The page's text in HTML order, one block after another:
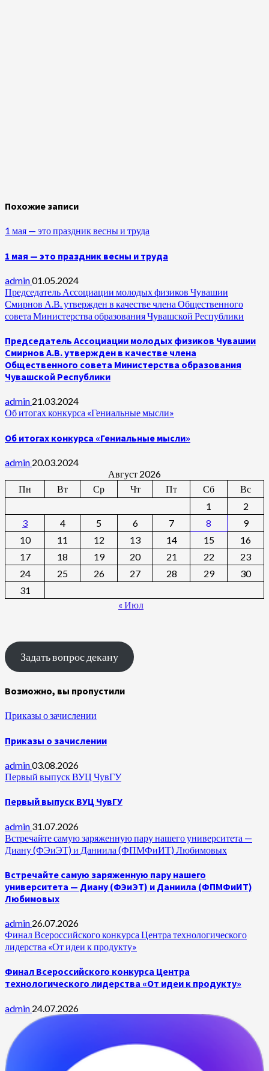
Похожие записи
1 мая — это праздник весны и труда
1 мая — это праздник весны и труда
admin01.05.2024
Председатель Ассоциации молодых физиков Чувашии
Смирнов А.В. утвержден в качестве члена Общественного
совета Министерства образования Чувашской Республики
Председатель Ассоциации молодых физиков Чувашии
Смирнов А.В. утвержден в качестве члена
Общественного совета Министерства образования
Чувашской Республики
admin 21.03.2024
Об итогах конкурса «Гениальные мысли»
Об итогах конкурса «Гениальные мысли»
admin 20.03.2024
Август 2026
Пн
Вт Ср Чт Пт Сб
Вс
1
2
3
4 5 6 7 8
9
10
11 12 13 14 15
16
17
18 19 20 21 22
23
24
25 26 27 28 29
30
31
« Июл
Задать вопрос декану
Возможно, вы пропустили
Приказы о зачислении
Приказы о зачислении
admin03.08.2026
Первый выпуск ВУЦ ЧувГУ
Первый выпуск ВУЦ ЧувГУ
admin 31.07.2026
Встречайте самую заряженную пару нашего университета —
Диану (ФЭиЭТ) и Даниила (ФПМФиИТ) Любимовых
Встречайте самую заряженную пару нашего
университета — Диану (ФЭиЭТ) и Даниила (ФПМФиИТ)
Любимовых
admin 26.07.2026
Финал Всероссийского конкурса Центра технологического
лидерства «От идеи к продукту»
Финал Всероссийского конкурса Центра
технологического лидерства «От идеи к продукту»
admin 24.07.2026